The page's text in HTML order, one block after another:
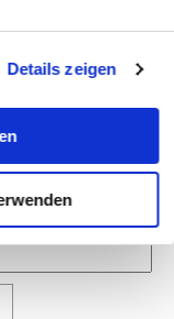
Details zeigen